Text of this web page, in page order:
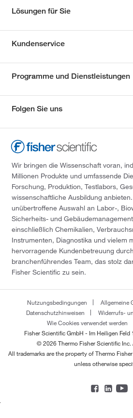
Lösungen für Sie
Kundenservice
Programme und Dienstleistungen
Folgen Sie uns
Wir bringen die Wissenschaft voran,
Millionen Produkte und umfassende
Forschung, Produktion, Testlabors,
wissenschaftliche Ausbildung
unübertroffene Auswahl an Labor-,
Sicherheits- und
einschließlich Chemikalien,
Instrumenten, Diagnostika und vielem
hervorragende Kundenbetreuung
branchenführendes Team, das stolz
Fisher Scientific zu sein.
Nutzungsbedingungen
Allgemeine
Datenschutzhinweisen
Widerrufs-
Wie Cookies verwendet werden
Fisher Scientific GmbH - Im Heiligen
© 2026 Thermo Fisher Scientific Inc.
All trademarks are the property of Thermo
unless otherwise